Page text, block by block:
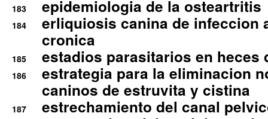
183 epidemiologia de la osteartritis
184
erliquiosis canina de infeccion
cronica
185 estadios parasitarios en heces
186
estrategia para la eliminacion
caninos de estruvita y cistina
187
estrechamiento del canal